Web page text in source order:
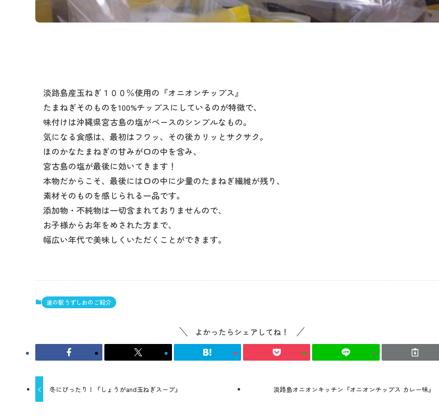
アクセス
館内のご案内
淡路島産玉ねぎ１００％使用の『オニオンチップス』
たまねぎそのものを100%チップスにしているのが特徴で、
味付けは沖縄県宮古島の塩がベースのシンプルなもの。
気になる食感は、最初はフワッ、その後カリッとサクサク。
ほのかなたまねぎの甘みが口の中を含み、
宮古島の塩が最後に効いてきます！
本物だからこそ、最後には口の中に少量のたまねぎ繊維が残り、
素材そのものを感じられる一品です。
添加物・不純物は一切含まれておりませんので、
お子様からお年をめされた方まで、
幅広い年代で美味しくいただくことができます。
道の駅うずしおのご紹介
よかったらシェアしてね！
冬にぴったり！『しょうがand玉ねぎスープ』 淡路島オニオンキッチン『オニオンチップス カレー味』